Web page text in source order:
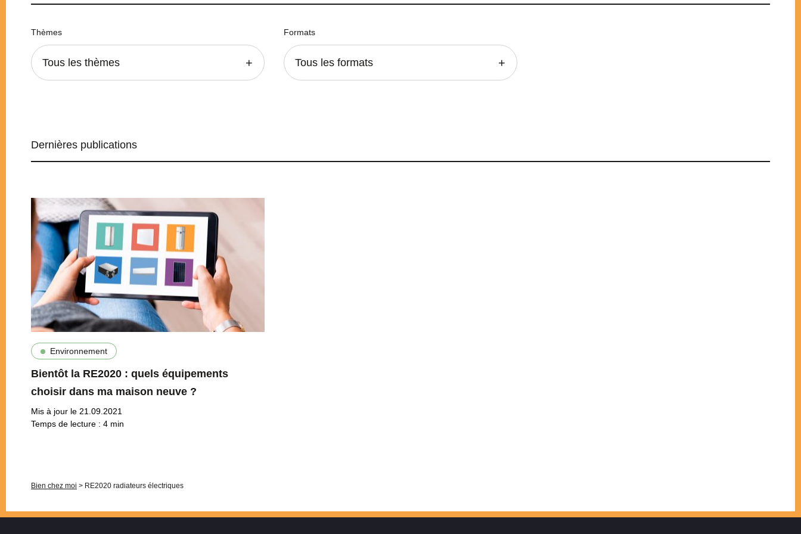
Thèmes
Tous les thèmes
Formats
Tous les formats
Dernières publications
Environnement
Bientôt la RE2020 : quels équipements
choisir dans ma maison neuve ?
Mis à jour le 21.09.2021
Temps de lecture : 4 min
Bien chez moi > RE2020 radiateurs électriques